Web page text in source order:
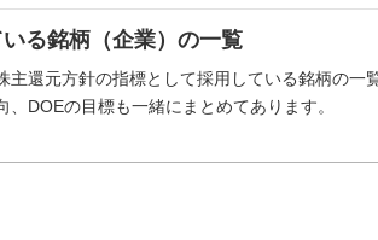
る銘柄（企業）の一覧
主還元方針の指標として採用している銘柄の一
DOEの目標も一緒にまとめてあります。